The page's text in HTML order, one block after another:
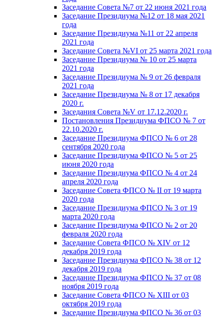
Заседание Совета №7 от 22 июня 2021 года
Заседание Президиума №12 от 18 мая 2021
года
Заседание Президиума №11 от 22 апреля
2021 года
Заседание Совета №VI от 25 марта 2021 года
Заседание Президиума № 10 от 25 марта
2021 года
Заседание Президиума № 9 от 26 февраля
2021 года
Заседание Президиума № 8 от 17 декабря
2020 г.
Заседания Совета №V от 17.12.2020 г.
Постановления Президиума ФПСО № 7 от
22.10.2020 г.
Заседание Президиума ФПСО № 6 от 28
сентября 2020 года
Заседание Президиума ФПСО № 5 от 25
июня 2020 года
Заседание Президиума ФПСО № 4 от 24
апреля 2020 года
Заседание Совета ФПСО № II от 19 марта
2020 года
Заседание Президиума ФПСО № 3 от 19
марта 2020 года
Заседание Президиума ФПСО № 2 от 20
февраля 2020 года
Заседание Совета ФПСО № XIV от 12
декабря 2019 года
Заседание Президиума ФПСО № 38 от 12
декабря 2019 года
Заседание Президиума ФПСО № 37 от 08
ноября 2019 года
Заседание Совета ФПСО № XIII от 03
октября 2019 года
Заседание Президиума ФПСО № 36 от 03